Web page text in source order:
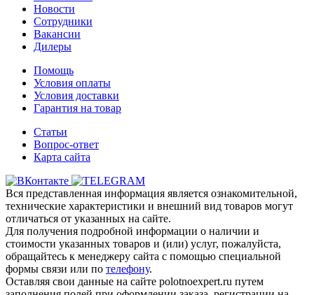
Новости
Сотрудники
Вакансии
Дилеры
Помощь
Условия оплаты
Условия доставки
Гарантия на товар
Статьи
Вопрос-ответ
Карта сайта
Вся представленная информация является ознакомительной,
технические характеристики и внешний вид товаров могут
отличаться от указанных на сайте.
Для получения подробной информации о наличии и
стоимости указанных товаров и (или) услуг, пожалуйста,
обращайтесь к менеджеру сайта с помощью специальной
формы связи или по телефону.
Оставляя свои данные на сайте polotnoexpert.ru путем